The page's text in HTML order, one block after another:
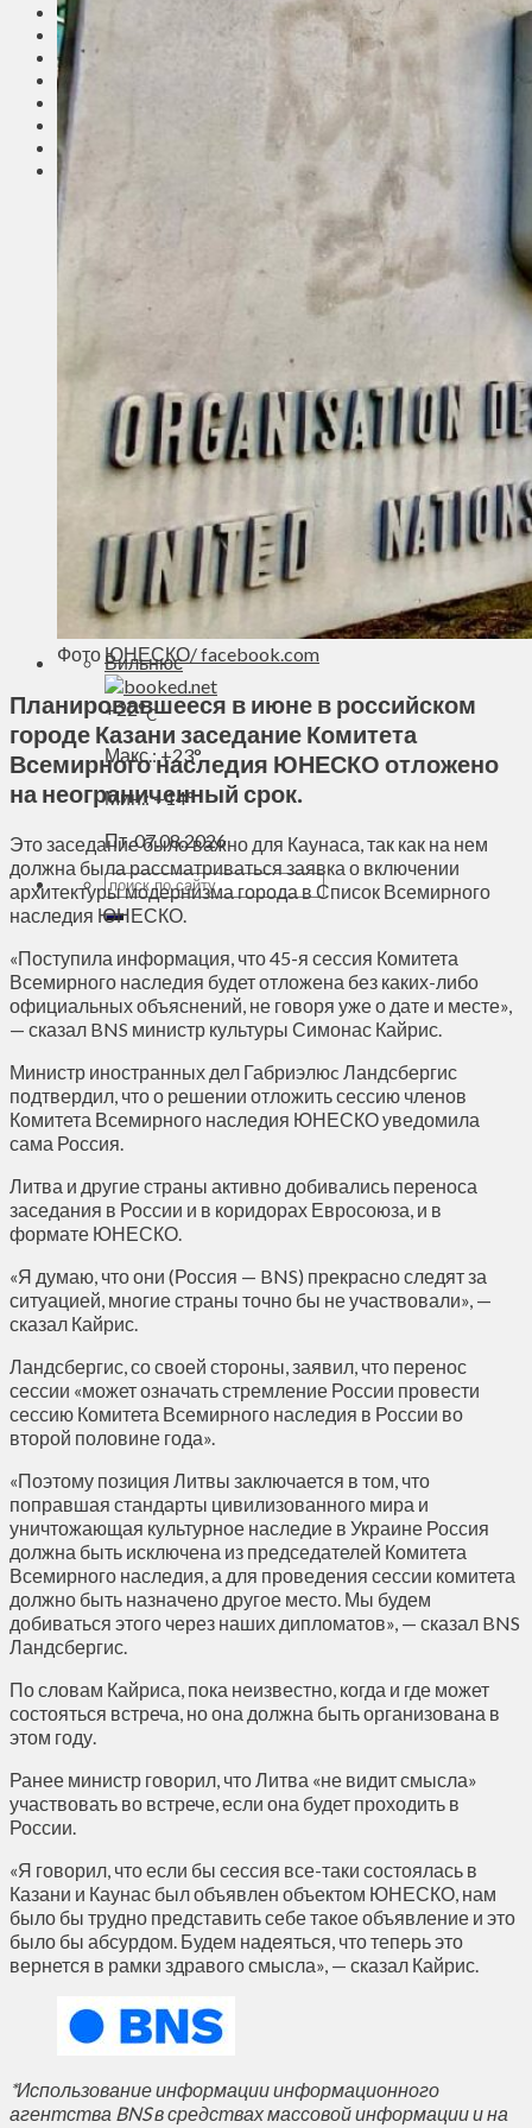
Соседи
Транспорт
Выбор читателей
Калейдоскоп
Армия
Сейм Литвы
Культура
Больше
Фоторепортаж
ЛК рекомендует
Образование
Здравоохранение
Приграничье
Деньги
Визиты
Выборы
Агроновости
Ищу семью
Духовное пространство
Спорт
Технологии
Энергетика
Вильнюс
+22°C
Макс.:+23°
Мин.:+14°
Пт, 07.08.2026
Фото ЮНЕСКО / facebook.com
Планировавшееся в июне в российском
городе Казани заседание Комитета
Всемирного наследия ЮНЕСКО отложено
на неограниченный срок.
Это заседание было важно для Каунаса, так как на нем
должна была рассматриваться заявка о включении
архитектуры модернизма города в Список Всемирного
наследия ЮНЕСКО.
«Поступила информация, что 45-я сессия Комитета
Всемирного наследия будет отложена без каких-либо
официальных объяснений, не говоря уже о дате и месте»,
— сказал BNS министр культуры Симонас Кайрис.
Министр иностранных дел Габриэлюc Ландсбергис
подтвердил, что о решении отложить сессию членов
Комитета Всемирного наследия ЮНЕСКО уведомила
сама Россия.
Литва и другие страны активно добивались переноса
заседания в России и в коридорах Евросоюза, и в
формате ЮНЕСКО.
«Я думаю, что они (Россия — BNS) прекрасно следят за
ситуацией, многие страны точно бы не участвовали», —
сказал Кайрис.
Ландсбергис, со своей стороны, заявил, что перенос
сессии «может означать стремление России провести
сессию Комитета Всемирного наследия в России во
второй половине года».
«Поэтому позиция Литвы заключается в том, что
поправшая стандарты цивилизованного мира и
уничтожающая культурное наследие в Украине Россия
должна быть исключена из председателей Комитета
Всемирного наследия, а для проведения сессии комитета
должно быть назначено другое место. Мы будем
добиваться этого через наших дипломатов», — сказал BNS
Ландсбергис.
По словам Кайриса, пока неизвестно, когда и где может
состояться встреча, но она должна быть организована в
этом году.
Ранее министр говорил, что Литва «не видит смысла»
участвовать во встрече, если она будет проходить в
России.
«Я говорил, что если бы сессия все-таки состоялась в
Казани и Каунас был объявлен объектом ЮНЕСКО, нам
было бы трудно представить себе такое объявление и это
было бы абсурдом. Будем надеяться, что теперь это
вернется в рамки здравого смысла», — сказал Кайрис.
*Использование информации информационного
агентства BNS в средствах массовой информации и на